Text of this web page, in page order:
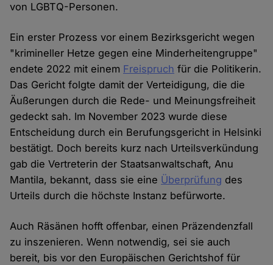
von LGBTQ-Personen.
Ein erster Prozess vor einem Bezirksgericht wegen
"krimineller Hetze gegen eine Minderheitengruppe"
endete 2022 mit einem Freispruch für die Politikerin.
Das Gericht folgte damit der Verteidigung, die die
Äußerungen durch die Rede- und Meinungsfreiheit
gedeckt sah. Im November 2023 wurde diese
Entscheidung durch ein Berufungsgericht in Helsinki
bestätigt. Doch bereits kurz nach Urteilsverkündung
gab die Vertreterin der Staatsanwaltschaft, Anu
Mantila, bekannt, dass sie eine Überprüfung des
Urteils durch die höchste Instanz befürworte.
Auch Räsänen hofft offenbar, einen Präzendenzfall
zu inszenieren. Wenn notwendig, sei sie auch
bereit, bis vor den Europäischen Gerichtshof für